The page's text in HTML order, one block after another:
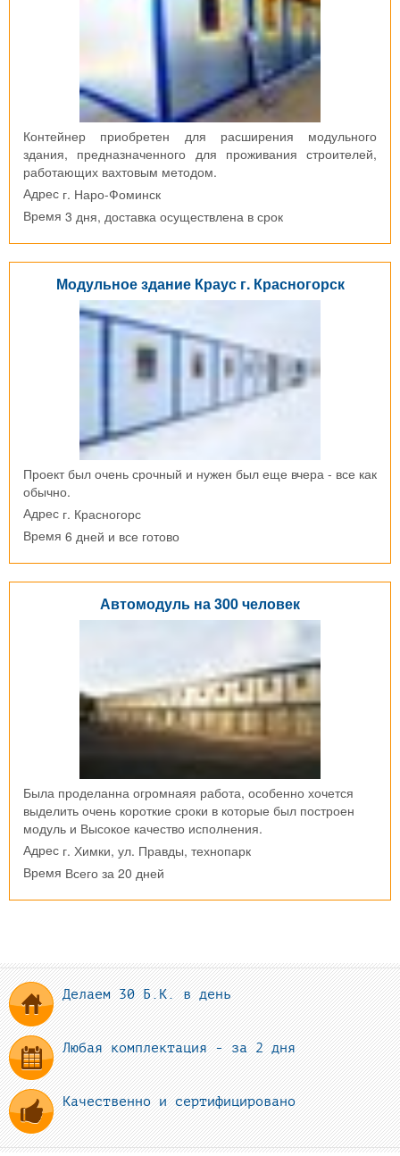
Контейнер приобретен для расширения модульного
здания, предназначенного для проживания строителей,
работающих вахтовым методом.
Адрес г. Наро-Фоминск
Время 3 дня, доставка осуществлена в срок
Модульное здание Краус г. Красногорск
Проект был очень срочный и нужен был еще вчера - все как
обычно.
Адрес г. Красногорс
Время 6 дней и все готово
Автомодуль на 300 человек
Была проделанна огромнаяя работа, особенно хочется
выделить очень короткие сроки в которые был построен
модуль и Высокое качество исполнения.
Адрес г. Химки, ул. Правды, технопарк
Время Всего за 20 дней
Делаем 30 Б.К. в день
Любая комплектация - за 2 дня
Качественно и сертифицировано